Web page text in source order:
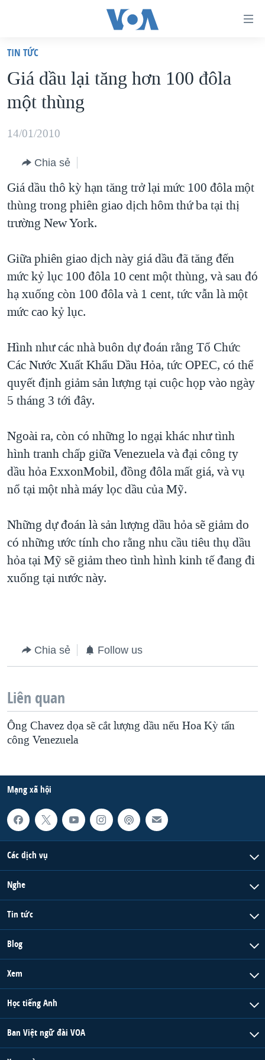
truy
cập
Tới
dung
chính
điều
hướng
chính
tới
"Tìm"
VIỆT NAM
HOA KỲ
BIỂN ĐÔNG
BLOG
DIỄN ĐÀN
MỤC
VẠCH TRẦN TIN GIẢ
NGƯỜI VIỆT HẢI NGOẠI
ĐỜI SỐNG
KHOA HỌC
SỨC KHOẺ
VĂN HOÁ
THỂ THAO
CHUYÊN ĐỀ
CHIẾN TRANH THƯƠNG MẠI CỦA MỸ: QUÁ KHỨ VÀ HIỆN
TẠI
HÀNH TRÌNH BẦU CỬ 2024
MỘT NĂM CHIẾN TRANH TẠI DẢI GAZA
NGÀY TỊ NẠN THẾ GIỚI
GROUND ZERO – XƯA VÀ NAY
CÁC GIÁ TRỊ CỘNG HÒA Ở VIỆT NAM
THƯỢNG ĐỈNH TRUMP-KIM TẠI VIỆT NAM
TRỊNH VĨNH BÌNH VS. CHÍNH PHỦ VIỆT NAM
BÊN KIA QUỐC LỘ: TIẾNG VỌNG TỪ NÔNG THÔN MỸ
QUAN HỆ VIỆT MỸ
HỌC TIẾNG ANH
VIDEO
NGHE
Ngôn ngữ khác
TIN TỨC
Giá dầu lại tăng hơn 100 đôla
một thùng
14/01/2010
Chia sẻ
Giá dầu thô kỳ hạn tăng trở lại mức 100 đôla một
thùng trong phiên giao dịch hôm thứ ba tại thị
trường New York.
Giữa phiên giao dịch này giá dầu đã tăng đến
mức kỷ lục 100 đôla 10 cent một thùng, và sau đó
hạ xuống còn 100 đôla và 1 cent, tức vẫn là một
mức cao kỷ lục.
Hình như các nhà buôn dự đoán rằng Tổ Chức
Các Nước Xuất Khẩu Dầu Hỏa, tức OPEC, có thể
quyết định giảm sản lượng tại cuộc họp vào ngày
5 tháng 3 tới đây.
Ngoài ra, còn có những lo ngại khác như tình
hình tranh chấp giữa Venezuela và đại công ty
dầu hỏa ExxonMobil, đồng đôla mất giá, và vụ
nổ tại một nhà máy lọc dầu của Mỹ.
Những dự đoán là sản lượng dầu hỏa sẽ giảm do
có những ước tính cho rằng nhu cầu tiêu thụ dầu
hỏa tại Mỹ sẽ giảm theo tình hình kinh tế đang đi
xuống tại nước này.
Chia sẻ Follow us
Liên quan
Ông Chavez dọa sẽ cắt lượng dầu nếu Hoa Kỳ tấn
công Venezuela
Mạng xã hội
Các dịch vụ
Nghe
Tin tức
Blog
Xem
Học tiếng Anh
Ban Việt ngữ đài VOA